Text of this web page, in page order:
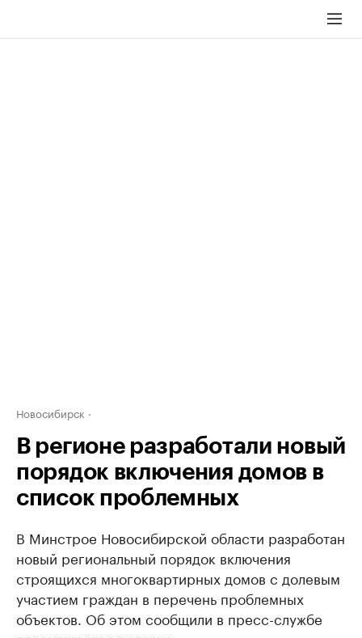
Новосибирск
В регионе разработали новый
порядок включения домов в
список проблемных
В Минстрое Новосибирской области разработан
новый региональный порядок включения
строящихся многоквартирных домов с долевым
участием граждан в перечень проблемных
объектов. Об этом сообщили в пресс-службе